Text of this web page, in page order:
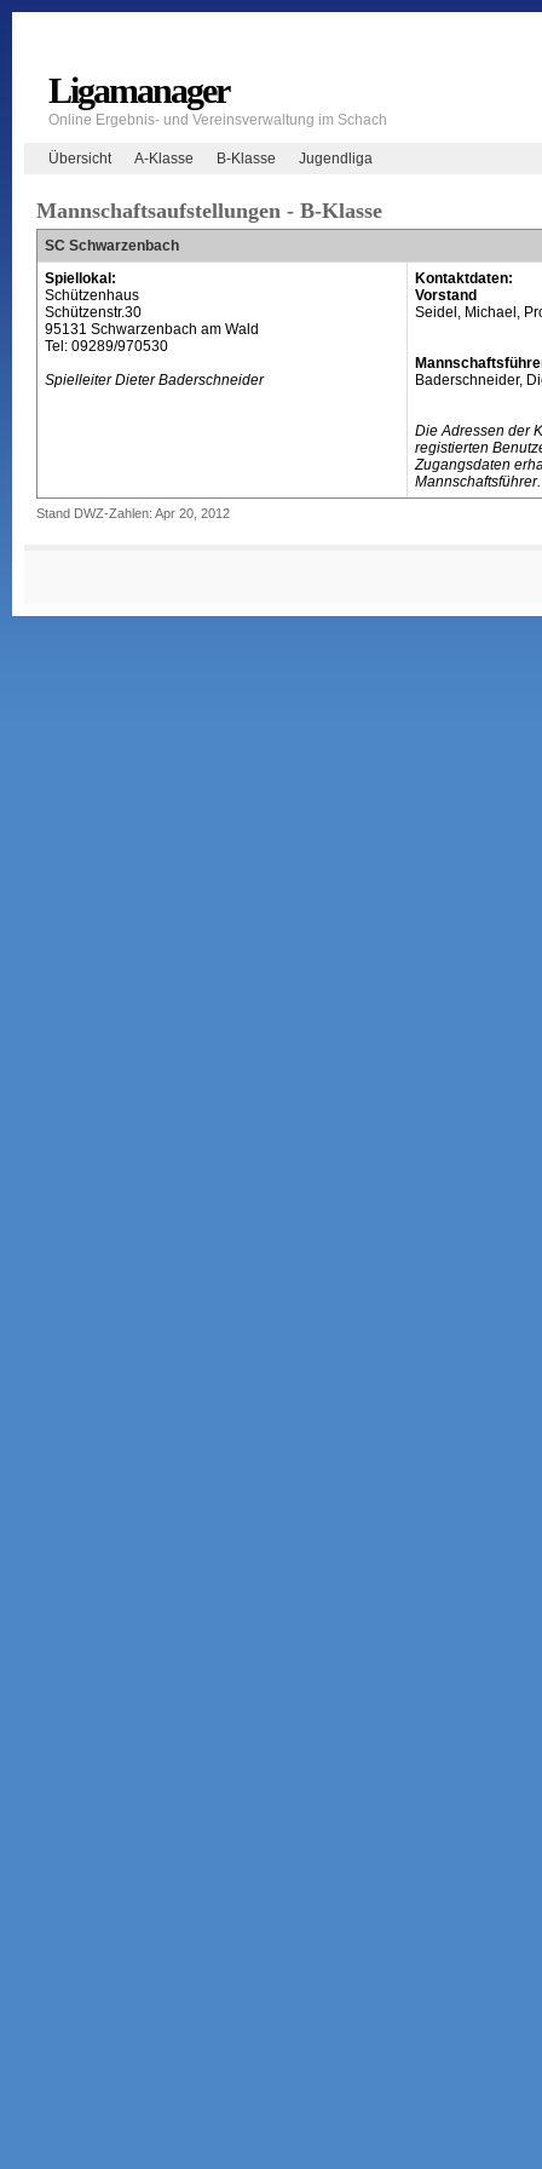
Ligamanager
Online Ergebnis- und Vereinsverwaltung im Schach
Übersicht A-Klasse B-Klasse Jugendliga
Mannschaftsaufstellungen - B-Klasse
SC Schwarzenbach
Spiellokal:
Schützenhaus
Schützenstr.30
95131 Schwarzenbach am Wald
Tel: 09289/970530
Spielleiter Dieter Baderschneider
Kontaktdaten:
Vorstand
Seidel, Michael,
Baderschneider,
Die Adressen der
registierten
Zugangsdaten
Mannschaftsführer.
Stand DWZ-Zahlen: Apr 20, 2012